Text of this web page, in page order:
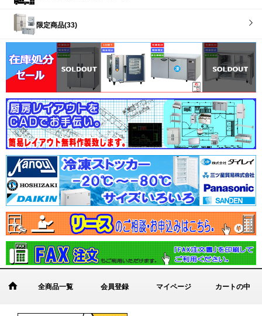
限定商品(33)
全商品一覧 会員登録 マイページ カートの中